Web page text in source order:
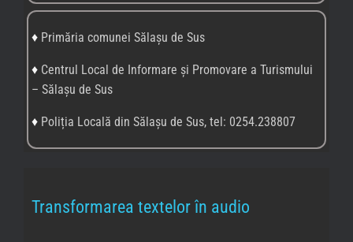
♦ Primăria comunei Sălașu de Sus
♦ Centrul Local de Informare și Promovare a Turismului
– Sălașu de Sus
♦ Poliția Locală din Sălașu de Sus, tel: 0254.238807
Transformarea textelor în audio